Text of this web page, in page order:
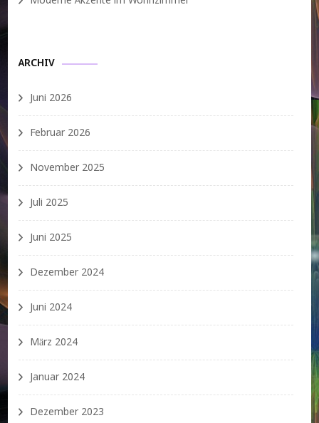
ARCHIV
Juni 2026
Februar 2026
November 2025
Juli 2025
Juni 2025
Dezember 2024
Juni 2024
März 2024
Januar 2024
Dezember 2023